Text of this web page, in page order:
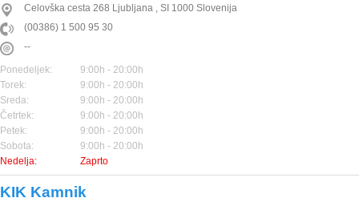
Celovška cesta 268 Ljubljana , SI 1000 Slovenija
(00386) 1 500 95 30
--
Ponedeljek:
9:00h - 20:00h
Torek:
9:00h - 20:00h
Sreda:
9:00h - 20:00h
Četrtek:
9:00h - 20:00h
Petek:
9:00h - 20:00h
Sobota:
9:00h - 20:00h
Nedelja:
Zaprto
KIK Kamnik